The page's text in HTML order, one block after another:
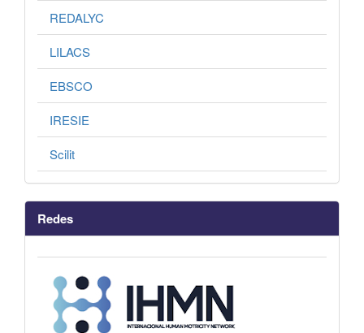
REDALYC
LILACS
EBSCO
IRESIE
Scilit
Redes